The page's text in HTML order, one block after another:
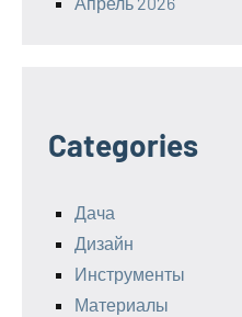
Categories
Дача
Дизайн
Инструменты
Материалы